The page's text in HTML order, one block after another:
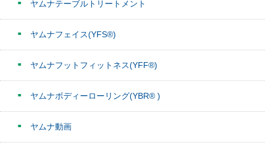
ヤムナテーブルトリートメント
ヤムナフェイス(YFS®)
ヤムナフットフィットネス(YFF®)
ヤムナボディーローリング(YBR® )
ヤムナ動画